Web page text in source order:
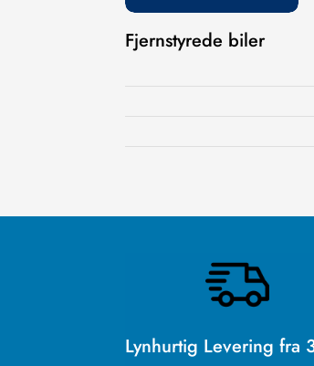
Fjernstyrede biler
Lynhurtig Levering fra